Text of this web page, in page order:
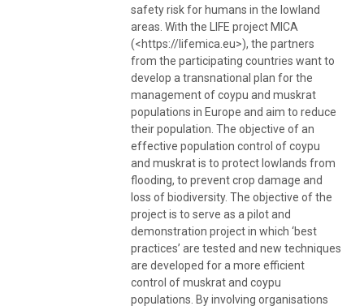
safety risk for humans in the lowland
areas. With the LIFE project MICA
(<https://lifemica.eu>), the partners
from the participating countries want to
develop a transnational plan for the
management of coypu and muskrat
populations in Europe and aim to reduce
their population. The objective of an
effective population control of coypu
and muskrat is to protect lowlands from
flooding, to prevent crop damage and
loss of biodiversity. The objective of the
project is to serve as a pilot and
demonstration project in which ‘best
practices’ are tested and new techniques
are developed for a more efficient
control of muskrat and coypu
populations. By involving organisations